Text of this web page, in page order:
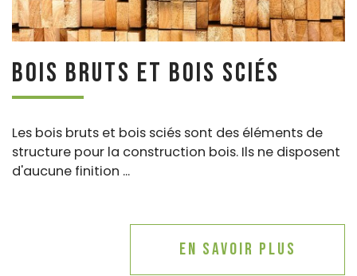
Bois bruts et bois sciés
Les bois bruts et bois sciés sont des éléments de
structure pour la construction bois. Ils ne disposent
d'aucune finition ...
En savoir plus